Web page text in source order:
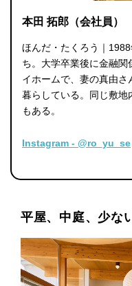
本田 拓郎（会社員）
ほんだ・たくろう｜
ち。大学卒業後に金融
イホームで、妻の真由
暮らしている。同じ敷地
もある。
Instagram - @ro_yu_se
平屋、中庭、少な